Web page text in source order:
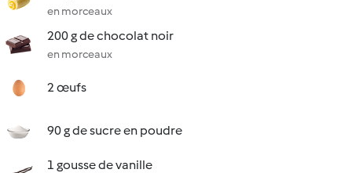
en morceaux
200 g de chocolat noir
en morceaux
2 œufs
90 g de sucre en poudre
1 gousse de vanille